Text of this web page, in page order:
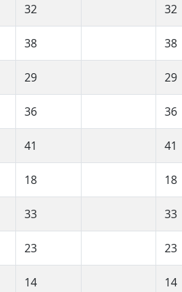
32 32
38 38
29 29
36 36
41 41
18 18
33 33
23 23
14 14